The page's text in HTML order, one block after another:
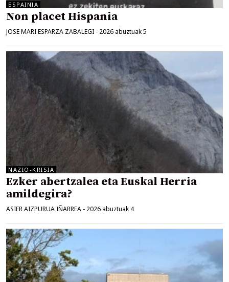
ESPAINIA
Non placet Hispania
JOSE MARI ESPARZA ZABALEGI - 2026 abuztuak 5
NAZIO-KRISIA
Ezker abertzalea eta Euskal Herria
amildegira?
ASIER AIZPURUA IÑARREA - 2026 abuztuak 4